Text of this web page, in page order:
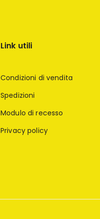
Link utili
Condizioni di vendita
Spedizioni
Modulo di recesso
Privacy policy